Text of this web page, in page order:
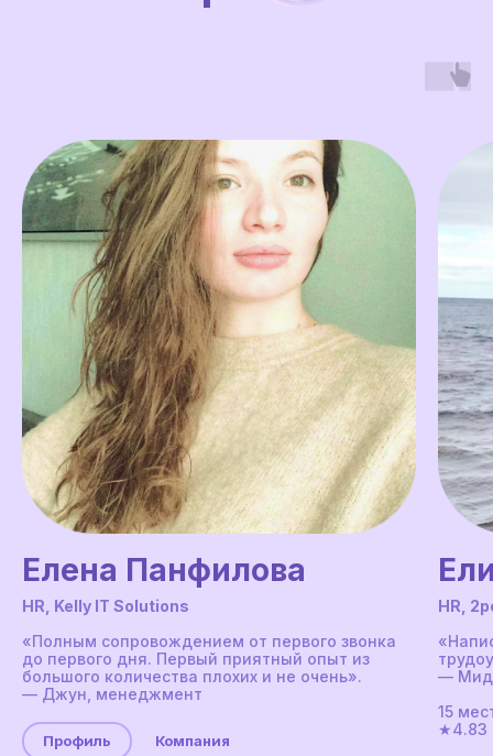
Елена Панфилова
HR, Kelly IT Solutions
«‎Полным сопровождением от первого звонка
до первого дня. Первый приятный опыт из
большого количества плохих и не очень».
— Джун, менеджмент
Профиль Компания
HR,
—
15
★4.83